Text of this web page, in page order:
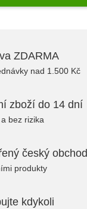
ZDARMA
nad 1.500 Kč
zboží do 14 dní
bez rizika
český obchod
produkty
kdykoli